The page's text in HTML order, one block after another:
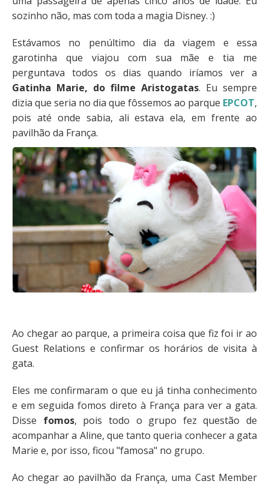
sozinho não, mas com toda a magia Disney. :)
Estávamos no penúltimo dia da viagem e essa
garotinha que viajou com sua mãe e tia me
perguntava todos os dias quando iríamos ver a
Gatinha Marie, do filme Aristogatas. Eu sempre
dizia que seria no dia que fôssemos ao parque EPCOT,
pois até onde sabia, ali estava ela, em frente ao
pavilhão da França.
Ao chegar ao parque, a primeira coisa que fiz foi ir ao
Guest Relations e confirmar os horários de visita à
gata.
Eles me confirmaram o que eu já tinha conhecimento
e em seguida fomos direto à França para ver a gata.
Disse fomos, pois todo o grupo fez questão de
acompanhar a Aline, que tanto queria conhecer a gata
Marie e, por isso, ficou "famosa" no grupo.
Ao chegar ao pavilhão da França, uma Cast Member